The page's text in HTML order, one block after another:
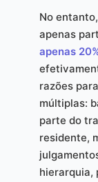
No
apenas
apenas
razões
múltiplas:
parte do
residente,
hierarquia,